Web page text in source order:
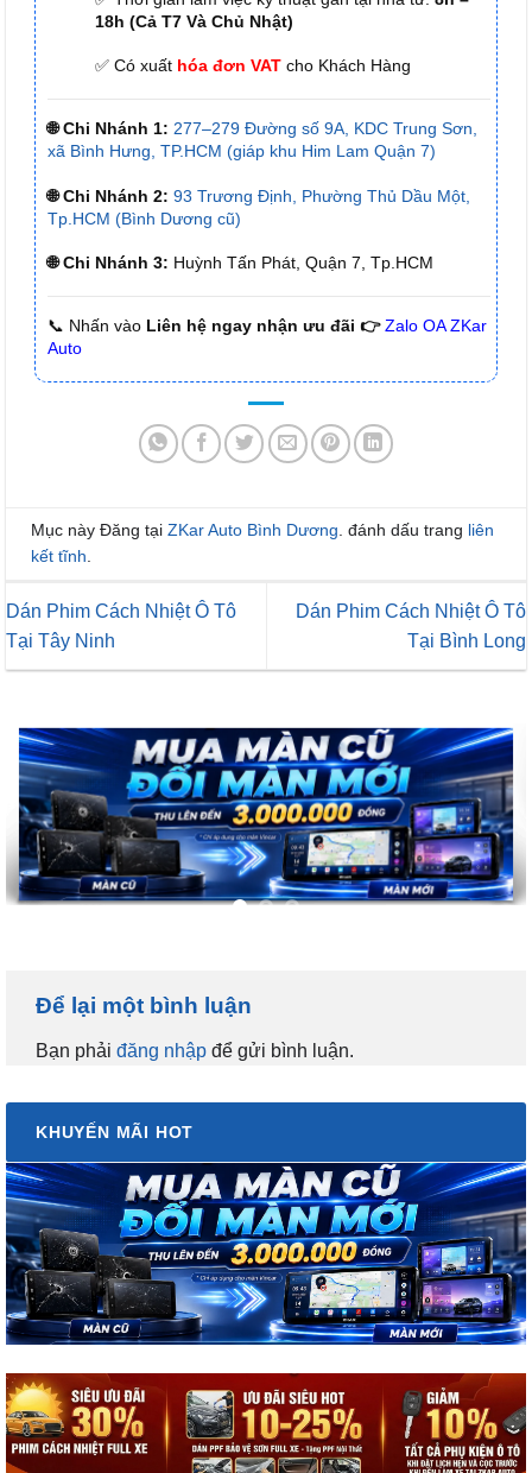
18h (Cả T7 Và Chủ Nhật)
✅ Có xuất hóa đơn VAT cho Khách Hàng
🌐 Chi Nhánh 1: 277–279 Đường số 9A, KDC Trung Sơn,
xã Bình Hưng, TP.HCM (giáp khu Him Lam Quận 7)
🌐 Chi Nhánh 2: 93 Trương Định, Phường Thủ Dầu Một,
Tp.HCM (Bình Dương cũ)
🌐 Chi Nhánh 3: Huỳnh Tấn Phát, Quận 7, Tp.HCM
📞 Nhấn vào Liên hệ ngay nhận ưu đãi 👉 Zalo OA ZKar
Auto
Mục này Đăng tại ZKar Auto Bình Dương. đánh dấu trang liên
kết tĩnh.
Dán Phim Cách Nhiệt Ô Tô
Tại Tây Ninh
Dán Phim Cách Nhiệt Ô Tô
Tại Bình Long
Để lại một bình luận
Bạn phải đăng nhập để gửi bình luận.
KHUYẾN MÃI HOT